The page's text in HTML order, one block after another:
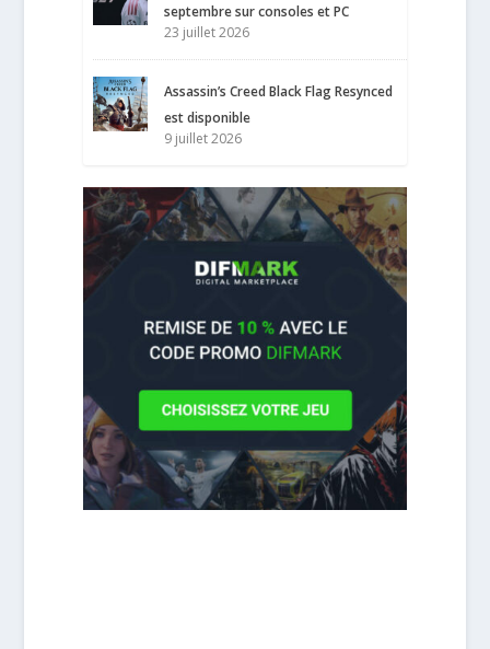
septembre sur consoles et PC
23 juillet 2026
Assassin’s Creed Black Flag Resynced
est disponible
9 juillet 2026